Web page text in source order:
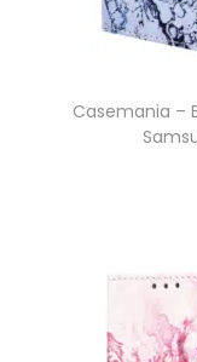
Casemania –